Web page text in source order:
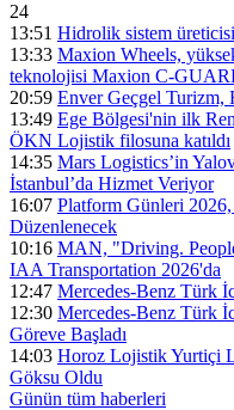
24
13:51 Hidrolik sistem
13:33 Maxion Wheels,
teknolojisi Maxion C-
20:59 Enver Geçgel Turizm,
13:49 Ege Bölgesi'nin ilk
ÖKN Lojistik filosuna katıldı
14:35 Mars Logistics’in
İstanbul’da Hizmet Veriyor
16:07 Platform Günleri 2026,
Düzenlenecek
10:16 MAN, "Driving.
IAA Transportation 2026'da
12:47 Mercedes-Benz Türk
12:30 Mercedes-Benz Türk
Göreve Başladı
14:03 Horoz Lojistik Yurtiçi
Göksu Oldu
Günün tüm haberleri